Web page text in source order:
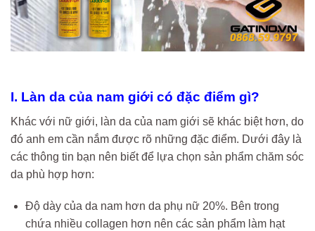
I. Làn da của nam giới có đặc điểm gì?
Khác với nữ giới, làn da của nam giới sẽ khác biệt hơn, do
đó anh em cần nắm được rõ những đặc điểm. Dưới đây là
các thông tin bạn nên biết để lựa chọn sản phẩm chăm sóc
da phù hợp hơn:
Độ dày của da nam hơn da phụ nữ 20%. Bên trong
chứa nhiều collagen hơn nên các sản phẩm làm hạt